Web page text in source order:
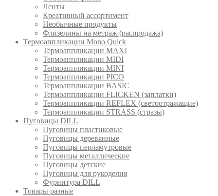
Ленты
Креативный ассортимент
Необычные продукты
Флизелины на метраж (распродажа)
Термоаппликации Mono Quick
Термоаппликации MAXI
Термоаппликации MIDI
Термоаппликации MINI
Термоаппликации PICO
Термоаппликации BASIC
Термоаппликации FLICKEN (заплатки)
Термоаппликации REFLEX (светоотражащие)
Термоаппликации STRASS (стразы)
Пуговицы DILL
Пуговицы пластиковые
Пуговицы деревянные
Пуговицы перламутровые
Пуговицы металлические
Пуговицы детские
Пуговицы для рукоделия
Фурнитура DILL
Товары разные